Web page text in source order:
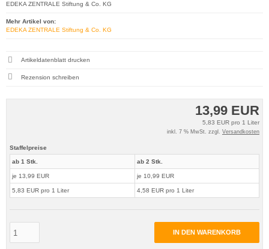
13,99 EUR
5,83 EUR pro 1 Liter
inkl. 7 % MwSt. zzgl. Versandkosten
Staffelpreise
ab 1 Stk.
je 13,99 EUR
5,83 EUR pro 1 Liter
ab 2 Stk.
je 10,99 EUR
4,58 EUR pro 1 Liter
IN DEN WARENKORB
EDEKA ZENTRALE Stiftung & Co. KG
Mehr Artikel von:
EDEKA ZENTRALE Stiftung & Co. KG
Artikeldatenblatt drucken
Rezension schreiben